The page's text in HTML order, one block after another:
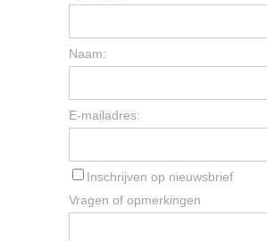
Naam:
E-mailadres:
Inschrijven op nieuwsbrief
Vragen of opmerkingen